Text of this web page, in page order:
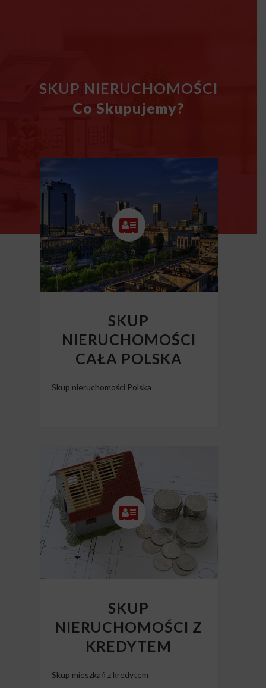
SKUP NIERUCHOMOŚCI
Co Skupujemy?
SKUP
NIERUCHOMOŚCI
CAŁA POLSKA
Skup nieruchomości Polska
SKUP
NIERUCHOMOŚCI Z
KREDYTEM
Skup mieszkań z kredytem